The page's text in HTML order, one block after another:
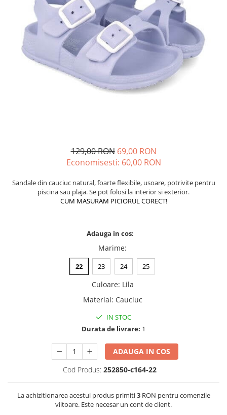
School Colection
129,00 RON 69,00 RON
Economisesti: 60,00 RON
Sandale din cauciuc natural, foarte flexibile, usoare, potrivite pentru
piscina sau plaja. Se pot folosi la interior si exterior.
CUM MASURAM PICIORUL CORECT!
Adauga in cos:
Marime:
22 23 24 25
Culoare: Lila
Material: Cauciuc
IN STOC
Durata de livrare: 1
ADAUGA IN COS
Cod Produs: 252850-c164-22
La achizitionarea acestui produs primiti3RON pentru comenzile
viitoare. Este necesar un cont de client.